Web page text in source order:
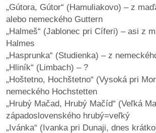
„Gútora, Gútor“ (Hamuliakovo) – z
alebo nemeckého Guttern
„Halmeš“ (Jablonec pri Cíferi) – asi z
Halmes
„Hasprunka“ (Studienka) – z
„Hliník“ (Limbach) – ?
„Hoštetno, Hochštetno“ (Vysoká pri
nemeckého Hochstetten
„Hrubý Mačad, Hrubý Mačíd“ (Veľká
západoslovenského hrubý=veľký
„Ivánka“ (Ivanka pri Dunaji, dnes